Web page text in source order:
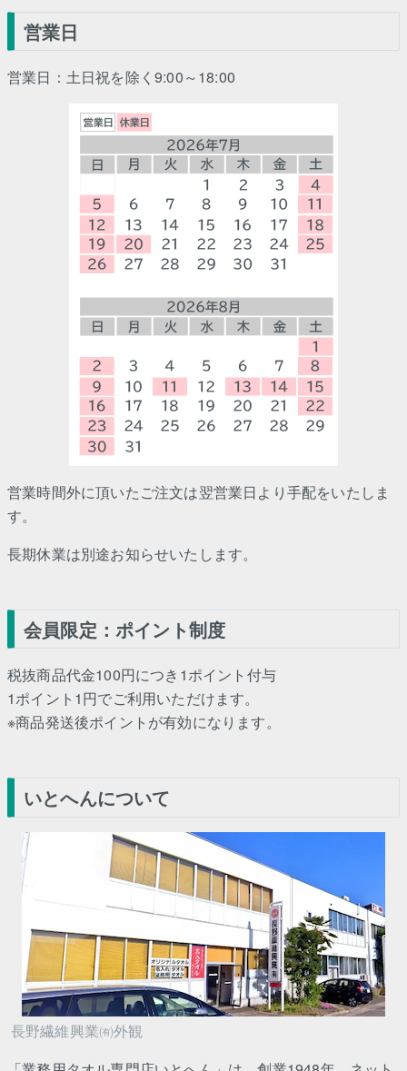
営業日
営業日：土日祝を除く9:00～18:00
営業時間外に頂いたご注文は翌営業日より手配をいたしま
す。
長期休業は別途お知らせいたします。
会員限定：ポイント制度
税抜商品代金100円につき1ポイント付与
1ポイント1円でご利用いただけます。
※商品発送後ポイントが有効になります。
いとへんについて
長野繊維興業㈲外観